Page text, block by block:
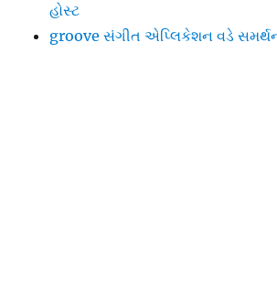
હોસ્ટ
groove સંગીત એપ્લિકેશન વડે